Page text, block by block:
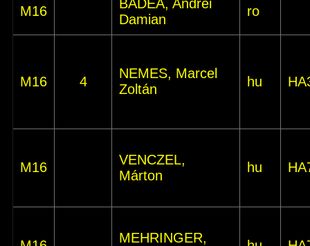
M16
BADEA, Andrei
Damian
ro
M16 4
NEMES, Marcel
Zoltán
hu
M16
VENCZEL,
Márton
hu
MEHRINGER,